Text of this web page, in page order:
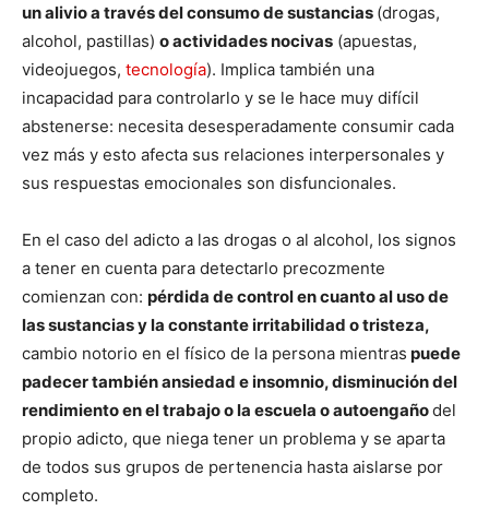
un alivio a través del consumo de sustancias (drogas,
alcohol, pastillas) o actividades nocivas (apuestas,
videojuegos, tecnología). Implica también una
incapacidad para controlarlo y se le hace muy difícil
abstenerse: necesita desesperadamente consumir cada
vez más y esto afecta sus relaciones interpersonales y
sus respuestas emocionales son disfuncionales.
En el caso del adicto a las drogas o al alcohol, los signos
a tener en cuenta para detectarlo precozmente
comienzan con: pérdida de control en cuanto al uso de
las sustancias y la constante irritabilidad o tristeza,
cambio notorio en el físico de la persona mientras puede
padecer también ansiedad e insomnio, disminución del
rendimiento en el trabajo o la escuela o autoengañodel
propio adicto, que niega tener un problema y se aparta
de todos sus grupos de pertenencia hasta aislarse por
completo.